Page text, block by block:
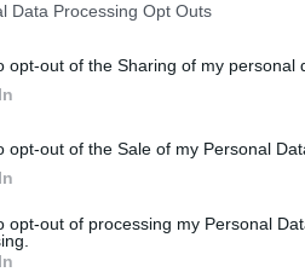
Data Processing Opt Outs
opt-out of the Sharing of my personal
opt-out of the Sale of my Personal
opt-out of processing my Personal
ευρώ σε84.334
καταβολών του e-ΕΦΚΑ